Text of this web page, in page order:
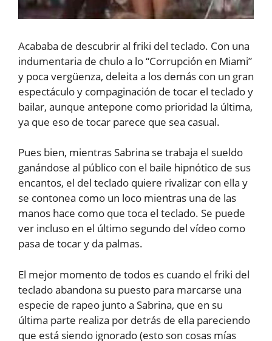
Acababa de descubrir al friki del teclado. Con una
indumentaria de chulo a lo “Corrupción en Miami”
y poca vergüenza, deleita a los demás con un gran
espectáculo y compaginación de tocar el teclado y
bailar, aunque antepone como prioridad la última,
ya que eso de tocar parece que sea casual.
Pues bien, mientras Sabrina se trabaja el sueldo
ganándose al público con el baile hipnótico de sus
encantos, el del teclado quiere rivalizar con ella y
se contonea como un loco mientras una de las
manos hace como que toca el teclado. Se puede
ver incluso en el último segundo del vídeo como
pasa de tocar y da palmas.
El mejor momento de todos es cuando el friki del
teclado abandona su puesto para marcarse una
especie de rapeo junto a Sabrina, que en su
última parte realiza por detrás de ella pareciendo
que está siendo ignorado (esto son cosas mías